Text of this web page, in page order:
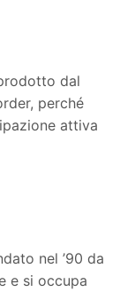
dal
perché
attiva
nel ’90 da
e si occupa